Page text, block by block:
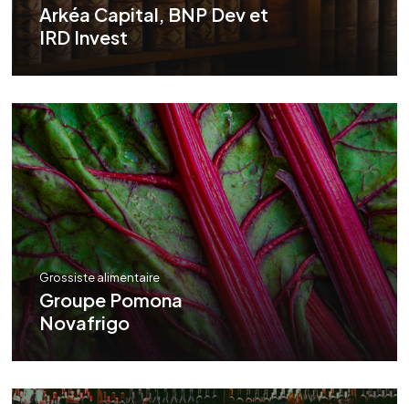
Arkéa Capital, BNP Dev et
IRD Invest
Grossiste alimentaire
Groupe Pomona
Novafrigo